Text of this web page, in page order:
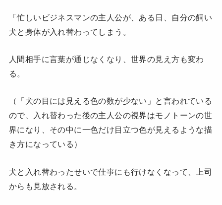
「忙しいビジネスマンの主人公が、ある日、自分の飼い
犬と身体が入れ替わってしまう。
人間相手に言葉が通じなくなり、世界の見え方も変わ
る。
（「犬の目には見える色の数が少ない」と言われている
ので、入れ替わった後の主人公の視界はモノトーンの世
界になり、その中に一色だけ目立つ色が見えるような描
き方になっている）
犬と入れ替わったせいで仕事にも行けなくなって、上司
からも見放される。